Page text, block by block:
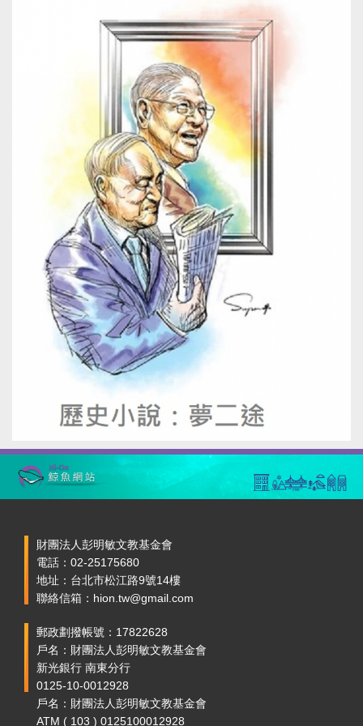
財團法人彭明敏文教基金會
電話：02-25175680
地址：台北市松江路9號14樓
聯絡信箱：hion.tw@gmail.com
郵政劃撥帳號：17822628
戶名：財團法人彭明敏文教基金會
新光銀行 南東分行
0125-10-0012928
戶名：財團法人彭明敏文教基金會
ATM ( 103 ) 0125100012928